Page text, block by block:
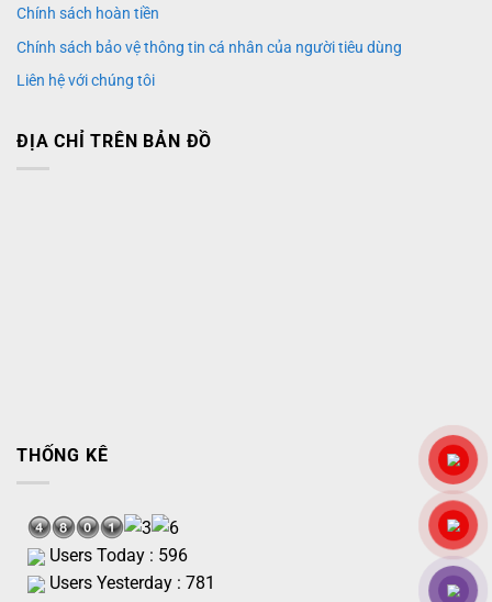
Chính sách hoàn tiền
Chính sách bảo vệ thông tin cá nhân của người tiêu dùng
Liên hệ với chúng tôi
ĐỊA CHỈ TRÊN BẢN ĐỒ
THỐNG KÊ
Users Today : 596
Users Yesterday : 781